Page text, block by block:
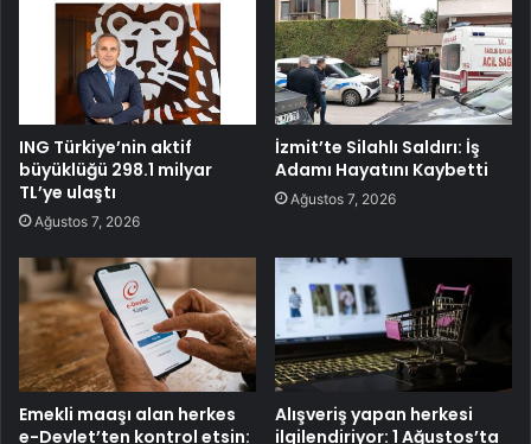
ING Türkiye’nin aktif
büyüklüğü 298.1 milyar
TL’ye ulaştı
Ağustos 7, 2026
İzmit’te Silahlı Saldırı: İş
Adamı Hayatını Kaybetti
Ağustos 7, 2026
Emekli maaşı alan herkes
e-Devlet’ten kontrol etsin:
Alışveriş yapan herkesi
ilgilendiriyor: 1 Ağustos’ta